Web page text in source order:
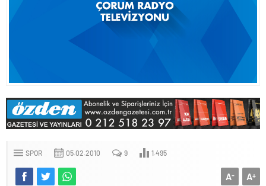
SPOR 05.02.2010 9 1.495
A+
A-